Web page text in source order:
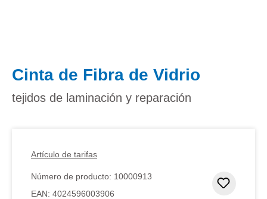
Cinta de Fibra de Vidrio
tejidos de laminación y reparación
Artículo de tarifas
Número de producto: 10000913
EAN: 4024596003906